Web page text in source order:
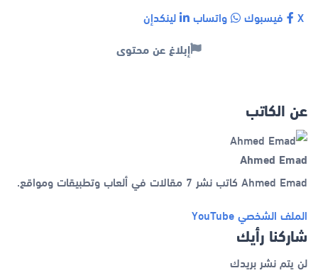
فيسبوك واتساب لينكدإن
إبلاغ عن محتوى
عن الكاتب
Ahmed Emad
Ahmed Emad كاتب نشر 7 مقالات في ألعاب وتطبيقات ومواقع.
الملف الشخصي YouTube
شاركنا رأيك
لن يتم نشر بريدك